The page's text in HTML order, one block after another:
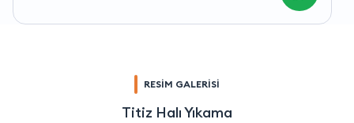
RESİM GALERİSİ
Titiz Halı Yıkama